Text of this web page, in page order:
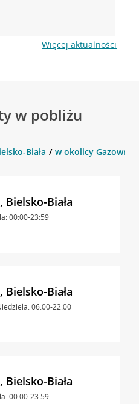
Więcej aktualności
w pobliżu
Biała w okolicy
Bielsko-Biała
00:00-23:59
Bielsko-Biała
06:00-22:00
Bielsko-Biała
00:00-23:59